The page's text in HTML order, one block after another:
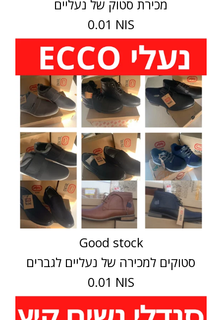
מכירת סטוק של נעליים
0.01 NIS
Good stock
סטוקים למכירה של נעליים לגברים
0.01 NIS